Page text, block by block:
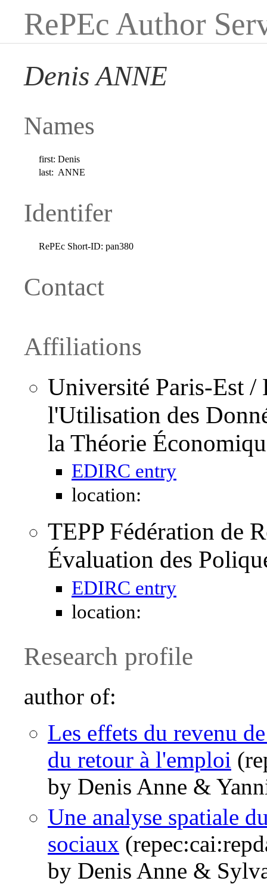
RePEc Author
Denis ANNE
Names
first: Denis
last: ANNE
Identifer
RePEc Short-ID: pan380
Contact
Affiliations
Université Paris-Est /
l'Utilisation des
la Théorie
EDIRC entry
location:
TEPP Fédération de
Évaluation des
EDIRC entry
location:
Research profile
author of:
Les effets du revenu
du retour à l'emploi
by Denis Anne &
Une analyse spatiale
sociaux
by Denis Anne &